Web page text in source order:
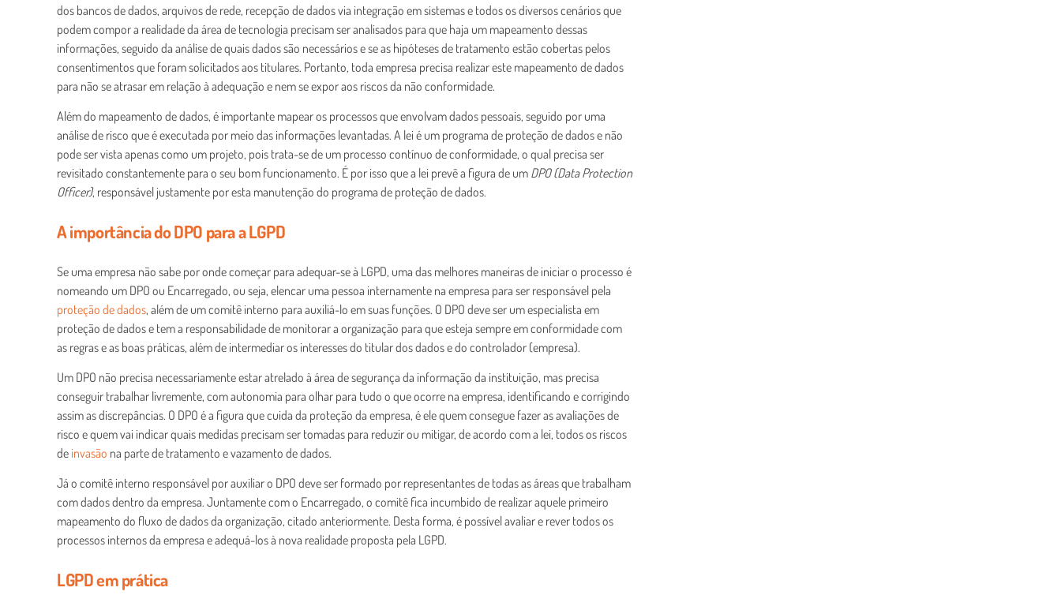
dos bancos de dados, arquivos de rede, recepção de dados via integração em sistemas e todos os diversos cenários que
podem compor a realidade da área de tecnologia precisam ser analisados para que haja um mapeamento dessas
informações, seguido da análise de quais dados são necessários e se as hipóteses de tratamento estão cobertas pelos
consentimentos que foram solicitados aos titulares. Portanto, toda empresa precisa realizar este mapeamento de dados
para não se atrasar em relação à adequação e nem se expor aos riscos da não conformidade.
Além do mapeamento de dados, é importante mapear os processos que envolvam dados pessoais, seguido por uma
análise de risco que é executada por meio das informações levantadas. A lei é um programa de proteção de dados e não
pode ser vista apenas como um projeto, pois trata-se de um processo contínuo de conformidade, o qual precisa ser
revisitado constantemente para o seu bom funcionamento. É por isso que a lei prevê a figura de um DPO (Data Protection
Officer), responsável justamente por esta manutenção do programa de proteção de dados.
A importância do DPO para a LGPD
Se uma empresa não sabe por onde começar para adequar-se à LGPD, uma das melhores maneiras de iniciar o processo é
nomeando um DPO ou Encarregado, ou seja, elencar uma pessoa internamente na empresa para ser responsável pela
proteção de dados, além de um comitê interno para auxiliá-lo em suas funções. O DPO deve ser um especialista em
proteção de dados e tem a responsabilidade de monitorar a organização para que esteja sempre em conformidade com
as regras e as boas práticas, além de intermediar os interesses do titular dos dados e do controlador (empresa).
Um DPO não precisa necessariamente estar atrelado à área de segurança da informação da instituição, mas precisa
conseguir trabalhar livremente, com autonomia para olhar para tudo o que ocorre na empresa, identificando e corrigindo
assim as discrepâncias. O DPO é a figura que cuida da proteção da empresa, é ele quem consegue fazer as avaliações de
risco e quem vai indicar quais medidas precisam ser tomadas para reduzir ou mitigar, de acordo com a lei, todos os riscos
de invasão na parte de tratamento e vazamento de dados.
Já o comitê interno responsável por auxiliar o DPO deve ser formado por representantes de todas as áreas que trabalham
com dados dentro da empresa. Juntamente com o Encarregado, o comitê fica incumbido de realizar aquele primeiro
mapeamento do fluxo de dados da organização, citado anteriormente. Desta forma, é possível avaliar e rever todos os
processos internos da empresa e adequá-los à nova realidade proposta pela LGPD.
LGPD em prática